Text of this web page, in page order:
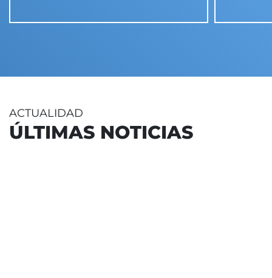
ACTUALIDAD
ÚLTIMAS NOTICIAS